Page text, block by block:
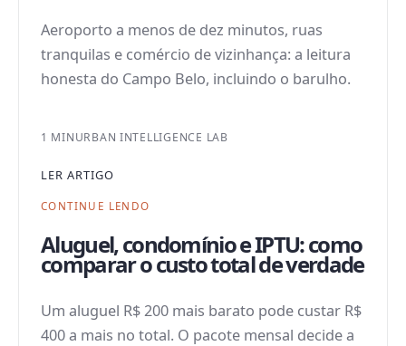
Aeroporto a menos de dez minutos, ruas
tranquilas e comércio de vizinhança: a leitura
honesta do Campo Belo, incluindo o barulho.
1 MINURBAN INTELLIGENCE LAB
LER ARTIGO
CONTINUE LENDO
Aluguel, condomínio e IPTU: como
comparar o custo total de verdade
Um aluguel R$ 200 mais barato pode custar R$
400 a mais no total. O pacote mensal decide a